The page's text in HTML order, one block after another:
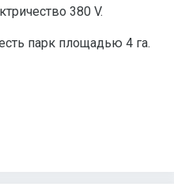
380 V.
парк площадью 4 га.